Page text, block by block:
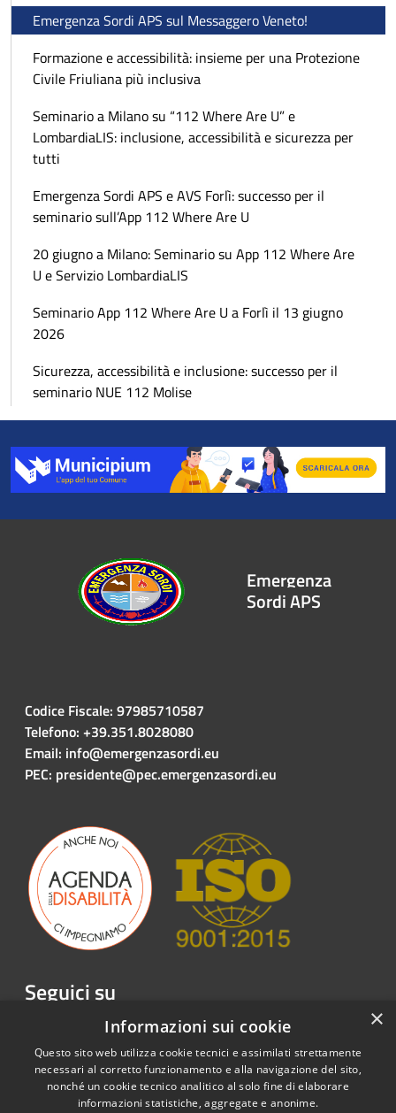
Emergenza Sordi APS sul Messaggero Veneto!
Formazione e accessibilità: insieme per una Protezione
Civile Friuliana più inclusiva
Seminario a Milano su “112 Where Are U” e
LombardiaLIS: inclusione, accessibilità e sicurezza per
tutti
Emergenza Sordi APS e AVS Forlì: successo per il
seminario sull’App 112 Where Are U
20 giugno a Milano: Seminario su App 112 Where Are
U e Servizio LombardiaLIS
Seminario App 112 Where Are U a Forlì il 13 giugno
2026
Sicurezza, accessibilità e inclusione: successo per il
seminario NUE 112 Molise
Emergenza
Sordi APS
Codice Fiscale: 97985710587
Telefono: +39.351.8028080
Email: info@emergenzasordi.eu
PEC: presidente@pec.emergenzasordi.eu
Seguici su
FacebookTwitterYoutubeInstagramLinkedInTelegram
Copyright © 2026 • Emergenza
×
Informazioni sui cookie
Questo sito web utilizza cookie tecnici e assimilati strettamente
necessari al corretto funzionamento e alla navigazione del sito,
nonché un cookie tecnico analitico al solo fine di elaborare
informazioni statistiche, aggregate e anonime.